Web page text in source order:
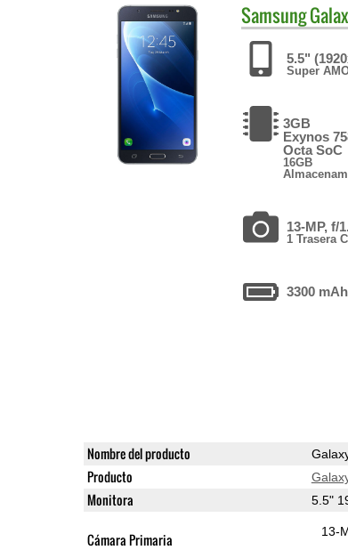
Samsung
5.5"
Super
3GB
Exynos
Octa SoC
16GB
13-MP, f/
1 Trasera
3300 mAh
Nombre del producto
Producto
Monitora 5.5"
Cámara Primaria 13-